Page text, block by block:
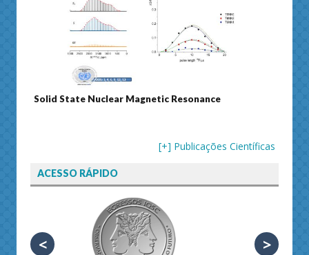
Resonance Journal of Separation Science
[+] Publicações Científicas
ACESSO RÁPIDO
< >